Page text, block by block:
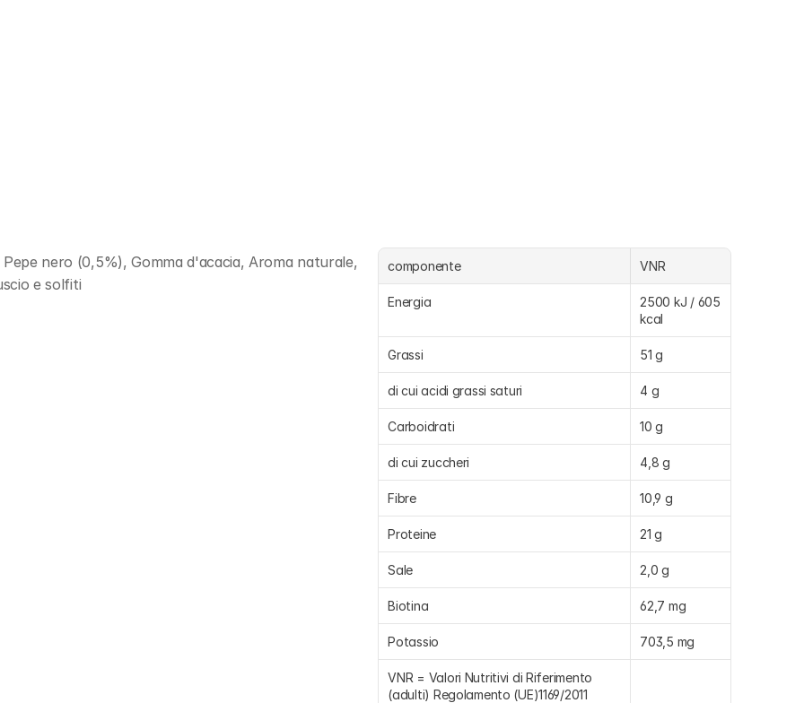
nero (0,5%), Gomma d'acacia, Aroma naturale,
e solfiti
componente VNR
Energia
2500 kJ / 605
kcal
Grassi 51 g
di cui acidi grassi saturi 4 g
Carboidrati 10 g
di cui zuccheri 4,8 g
Fibre 10,9 g
Proteine 21 g
Sale 2,0 g
Biotina 62,7 mg
Potassio 703,5 mg
VNR = Valori Nutritivi di Riferimento
(adulti) Regolamento (UE)1169/2011